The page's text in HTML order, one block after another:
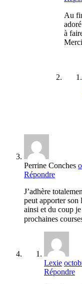
Au
à
Perrine Conches
Répondre
J’adhère
peut apporter son
ainsi et du coup
prochaines
Lexie
Répondre